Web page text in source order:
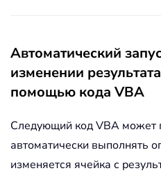
Автоматический
изменении
помощью кода VBA
Следующий код VBA может
автоматически выполнять
изменяется ячейка с